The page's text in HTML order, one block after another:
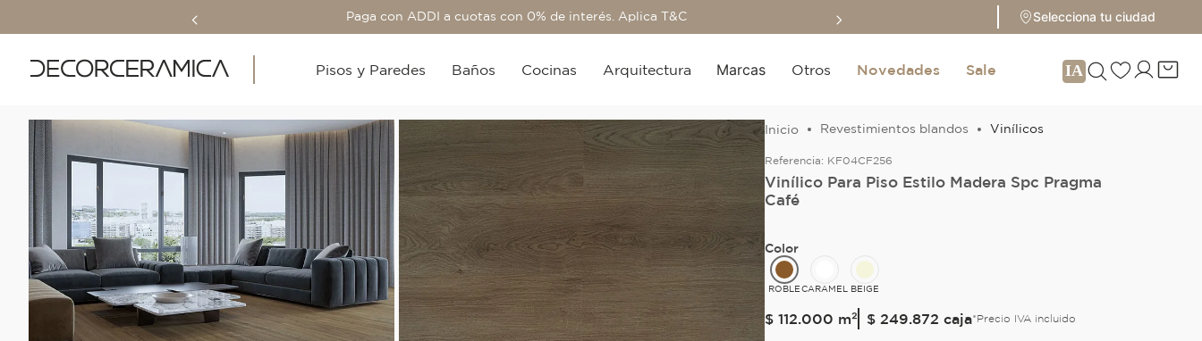
Paga con ADDI a cuotas con 0% de interés. Aplica T&C Sale hasta 70%
Selecciona tu ciudad
Pisos y Paredes Baños Cocinas Arquitectura Marcas Otros Novedades Sale
Revestimientos blandos Vinílicos
Referencia: KF04CF256
Vinílico Para Piso Estilo Madera Spc Pragma
Café
Color
ROBLECARAMEL BEIGE
$ 112.000 m² $ 249.872 caja*Precio IVA incluido